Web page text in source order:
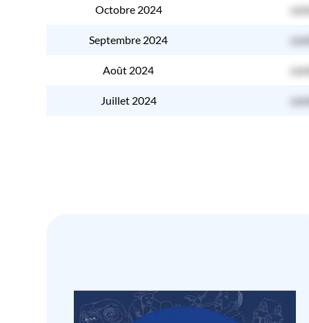
Octobre 2024
Septembre 2024
Août 2024
Juillet 2024